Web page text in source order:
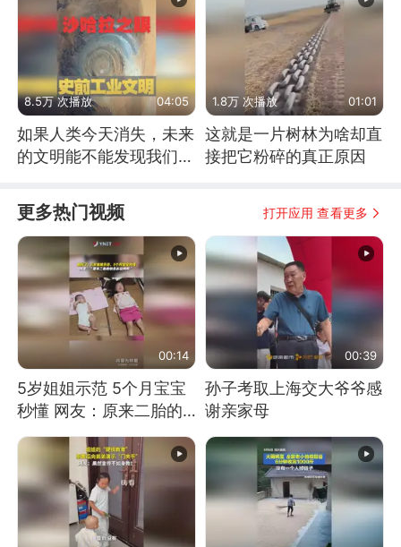
8.5万 次播放 04:05
如果人类今天消失，未来
的文明能不能发现我们存
1.8万 次播放 01:01
这就是一片树林为啥却直
接把它粉碎的真正原因
更多热门视频 打开应用 查看更多
00:14
5岁姐姐示范 5个月宝宝
秒懂 网友：原来二胎的
快乐长这样
00:39
孙子考取上海交大爷爷感
谢亲家母